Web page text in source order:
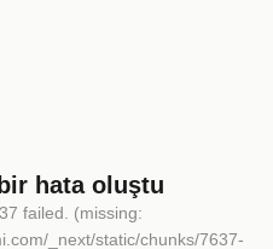
hata oluştu
failed. (missing:
_next/static/chunks/7637-